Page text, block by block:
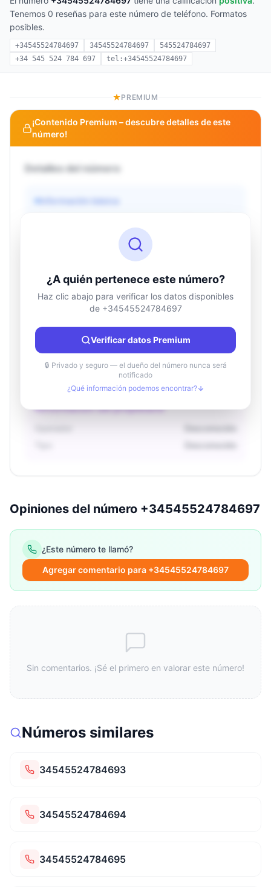
Tenemos 0 reseñas para este número de teléfono. Formatos
posibles.
+34545524784697 34545524784697
545524784697
+34 545 524 784 697
tel:+34545524784697
PREMIUM
¡Contenido Premium – descubre detalles de este
número!
Detalles del número
Información básica
Información de ubicación
País
Desconocido
Ciudad
Desconocido
Región
Desconocido
Información del propietario
¿A quién pertenece este número?
Haz clic abajo para verificar los datos disponibles
de +34545524784697
Verificar datos Premium
🔒 Privado y seguro — el dueño del número nunca será
notificado
¿Qué información podemos encontrar?
Opiniones del número +34545524784697
¿Este número te llamó?
Agregar comentario para +34545524784697
Sin comentarios. ¡Sé el primero en valorar este número!
Números similares
34545524784693
34545524784694
34545524784695